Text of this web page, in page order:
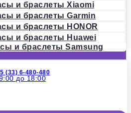
и браслеты Xiaomi
и браслеты Garmin
и браслеты HONOR
и браслеты Huawei
и браслеты Samsung
(33) 6-480-480
до 18:00